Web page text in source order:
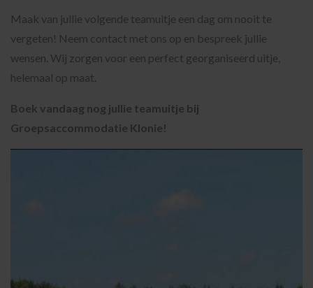
Maak van jullie volgende teamuitje een dag om nooit te
vergeten! Neem contact met ons op en bespreek jullie
wensen. Wij zorgen voor een perfect georganiseerd uitje,
helemaal op maat.
Boek vandaag nog jullie teamuitje bij
Groepsaccommodatie Klonie!